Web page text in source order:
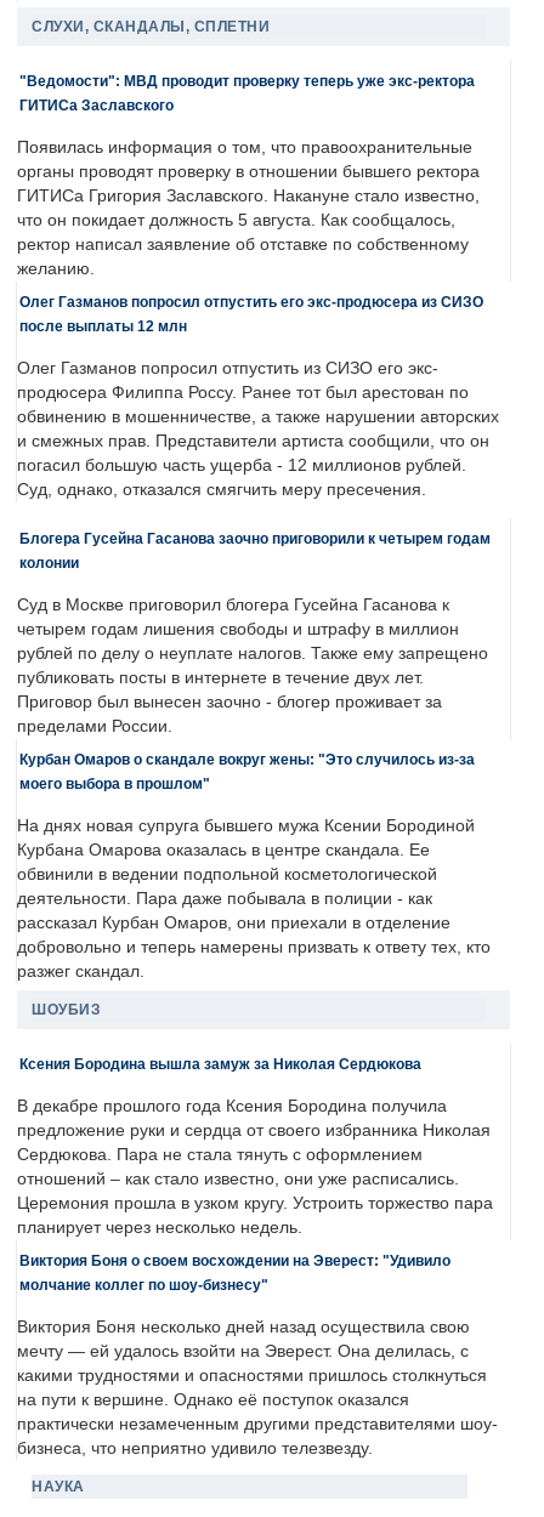
СЛУХИ, СКАНДАЛЫ, СПЛЕТНИ
"Ведомости": МВД проводит проверку теперь уже экс-ректора
ГИТИСа Заславского
Появилась информация о том, что правоохранительные
органы проводят проверку в отношении бывшего ректора
ГИТИСа Григория Заславского. Накануне стало известно,
что он покидает должность 5 августа. Как сообщалось,
ректор написал заявление об отставке по собственному
желанию.
Олег Газманов попросил отпустить его экс-продюсера из СИЗО
после выплаты 12 млн
Олег Газманов попросил отпустить из СИЗО его экс-
продюсера Филиппа Россу. Ранее тот был арестован по
обвинению в мошенничестве, а также нарушении авторских
и смежных прав. Представители артиста сообщили, что он
погасил большую часть ущерба - 12 миллионов рублей.
Суд, однако, отказался смягчить меру пресечения.
Блогера Гусейна Гасанова заочно приговорили к четырем годам
колонии
Суд в Москве приговорил блогера Гусейна Гасанова к
четырем годам лишения свободы и штрафу в миллион
рублей по делу о неуплате налогов. Также ему запрещено
публиковать посты в интернете в течение двух лет.
Приговор был вынесен заочно - блогер проживает за
пределами России.
Курбан Омаров о скандале вокруг жены: "Это случилось из-за
моего выбора в прошлом"
На днях новая супруга бывшего мужа Ксении Бородиной
Курбана Омарова оказалась в центре скандала. Ее
обвинили в ведении подпольной косметологической
деятельности. Пара даже побывала в полиции - как
рассказал Курбан Омаров, они приехали в отделение
добровольно и теперь намерены призвать к ответу тех, кто
разжег скандал.
ШОУБИЗ
Ксения Бородина вышла замуж за Николая Сердюкова
В декабре прошлого года Ксения Бородина получила
предложение руки и сердца от своего избранника Николая
Сердюкова. Пара не стала тянуть с оформлением
отношений – как стало известно, они уже расписались.
Церемония прошла в узком кругу. Устроить торжество пара
планирует через несколько недель.
Виктория Боня о своем восхождении на Эверест: "Удивило
молчание коллег по шоу-бизнесу"
Виктория Боня несколько дней назад осуществила свою
мечту — ей удалось взойти на Эверест. Она делилась, с
какими трудностями и опасностями пришлось столкнуться
на пути к вершине. Однако её поступок оказался
практически незамеченным другими представителями шоу-
бизнеса, что неприятно удивило телезвезду.
НАУКА